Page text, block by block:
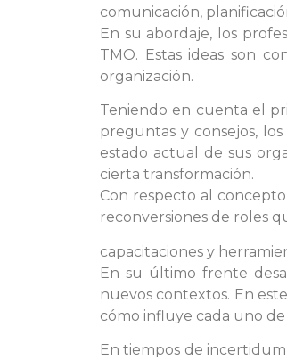
comunicación,
En su abordaje, los
TMO. Estas ideas son
organización.
Teniendo en cuenta el
preguntas y consejos,
estado actual de sus
cierta transformación.
Con respecto al
reconversiones de roles
capacitaciones y
En su último frente
nuevos contextos. En
cómo influye cada uno
En tiempos de